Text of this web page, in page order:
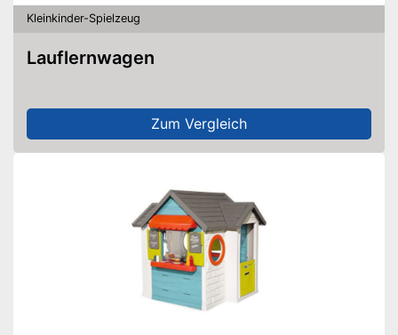
Kleinkinder-Spielzeug
Lauflernwagen
Zum Vergleich